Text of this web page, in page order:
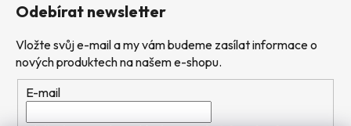
Odebírat newsletter
Vložte svůj e-mail a my vám budeme zasílat informace o
nových produktech na našem e-shopu.
E-mail